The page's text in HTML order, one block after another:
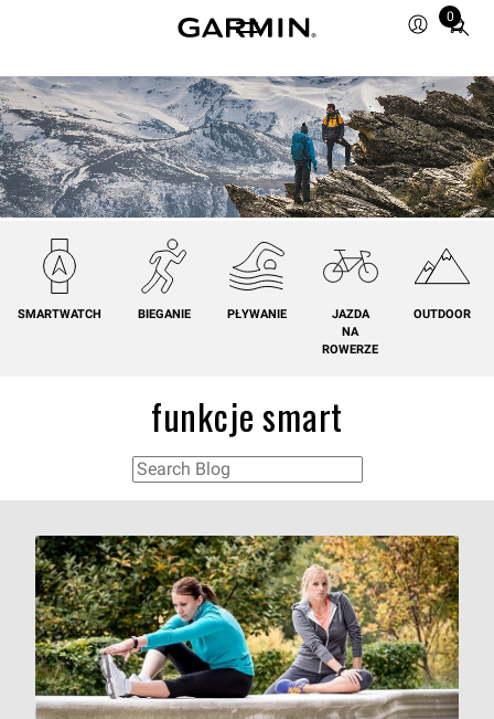
0
Total
in
cart:
0
SMARTWATCH BIEGANIE PŁYWANIE
JAZDA
NA
ROWERZE
OUTDOOR
funkcje smart